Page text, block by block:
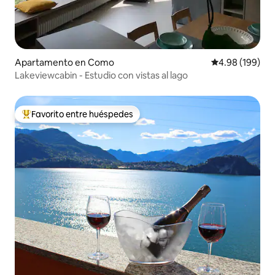
Apartamento en Como Calificación
4.98 (199)
Lakeviewcabin - Estudio con vistas al lago
Favorito entre huéspedes preferido
Favorito entre huéspedes